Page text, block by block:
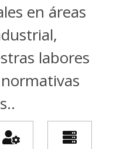
en áreas
labores